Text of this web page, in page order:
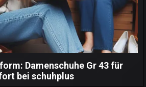
Damenschuhe Gr 43 für
bei schuhplus